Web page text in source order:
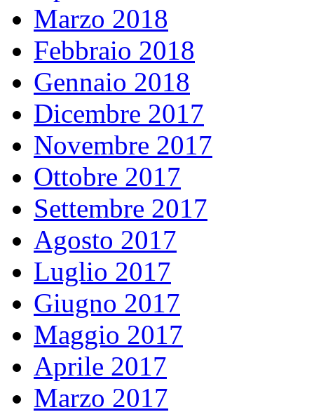
Marzo 2018
Febbraio 2018
Gennaio 2018
Dicembre 2017
Novembre 2017
Ottobre 2017
Settembre 2017
Agosto 2017
Luglio 2017
Giugno 2017
Maggio 2017
Aprile 2017
Marzo 2017